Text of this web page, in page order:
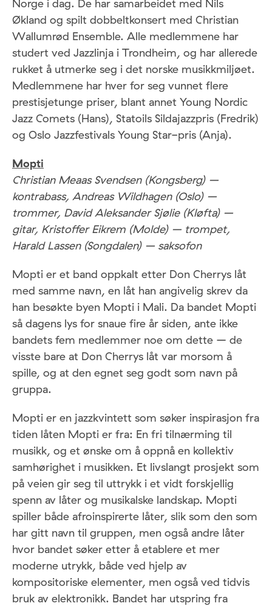
Norge i dag. De har samarbeidet med Nils
Økland og spilt dobbeltkonsert med Christian
Wallumrød Ensemble. Alle medlemmene har
studert ved Jazzlinja i Trondheim, og har allerede
rukket å utmerke seg i det norske musikkmiljøet.
Medlemmene har hver for seg vunnet flere
prestisjetunge priser, blant annet Young Nordic
Jazz Comets (Hans), Statoils Sildajazzpris (Fredrik)
og Oslo Jazzfestivals Young Star-pris (Anja).
Mopti
Christian Meaas Svendsen (Kongsberg) –
kontrabass, Andreas Wildhagen (Oslo) –
trommer, David Aleksander Sjølie (Kløfta) –
gitar, Kristoffer Eikrem (Molde) – trompet,
Harald Lassen (Songdalen) – saksofon
Mopti er et band oppkalt etter Don Cherrys låt
med samme navn, en låt han angivelig skrev da
han besøkte byen Mopti i Mali. Da bandet Mopti
så dagens lys for snaue fire år siden, ante ikke
bandets fem medlemmer noe om dette – de
visste bare at Don Cherrys låt var morsom å
spille, og at den egnet seg godt som navn på
gruppa.
Mopti er en jazzkvintett som søker inspirasjon fra
tiden låten Mopti er fra: En fri tilnærming til
musikk, og et ønske om å oppnå en kollektiv
samhørighet i musikken. Et livslangt prosjekt som
på veien gir seg til uttrykk i et vidt forskjellig
spenn av låter og musikalske landskap. Mopti
spiller både afroinspirerte låter, slik som den som
har gitt navn til gruppen, men også andre låter
hvor bandet søker etter å etablere et mer
moderne utrykk, både ved hjelp av
kompositoriske elementer, men også ved tidvis
bruk av elektronikk. Bandet har utspring fra